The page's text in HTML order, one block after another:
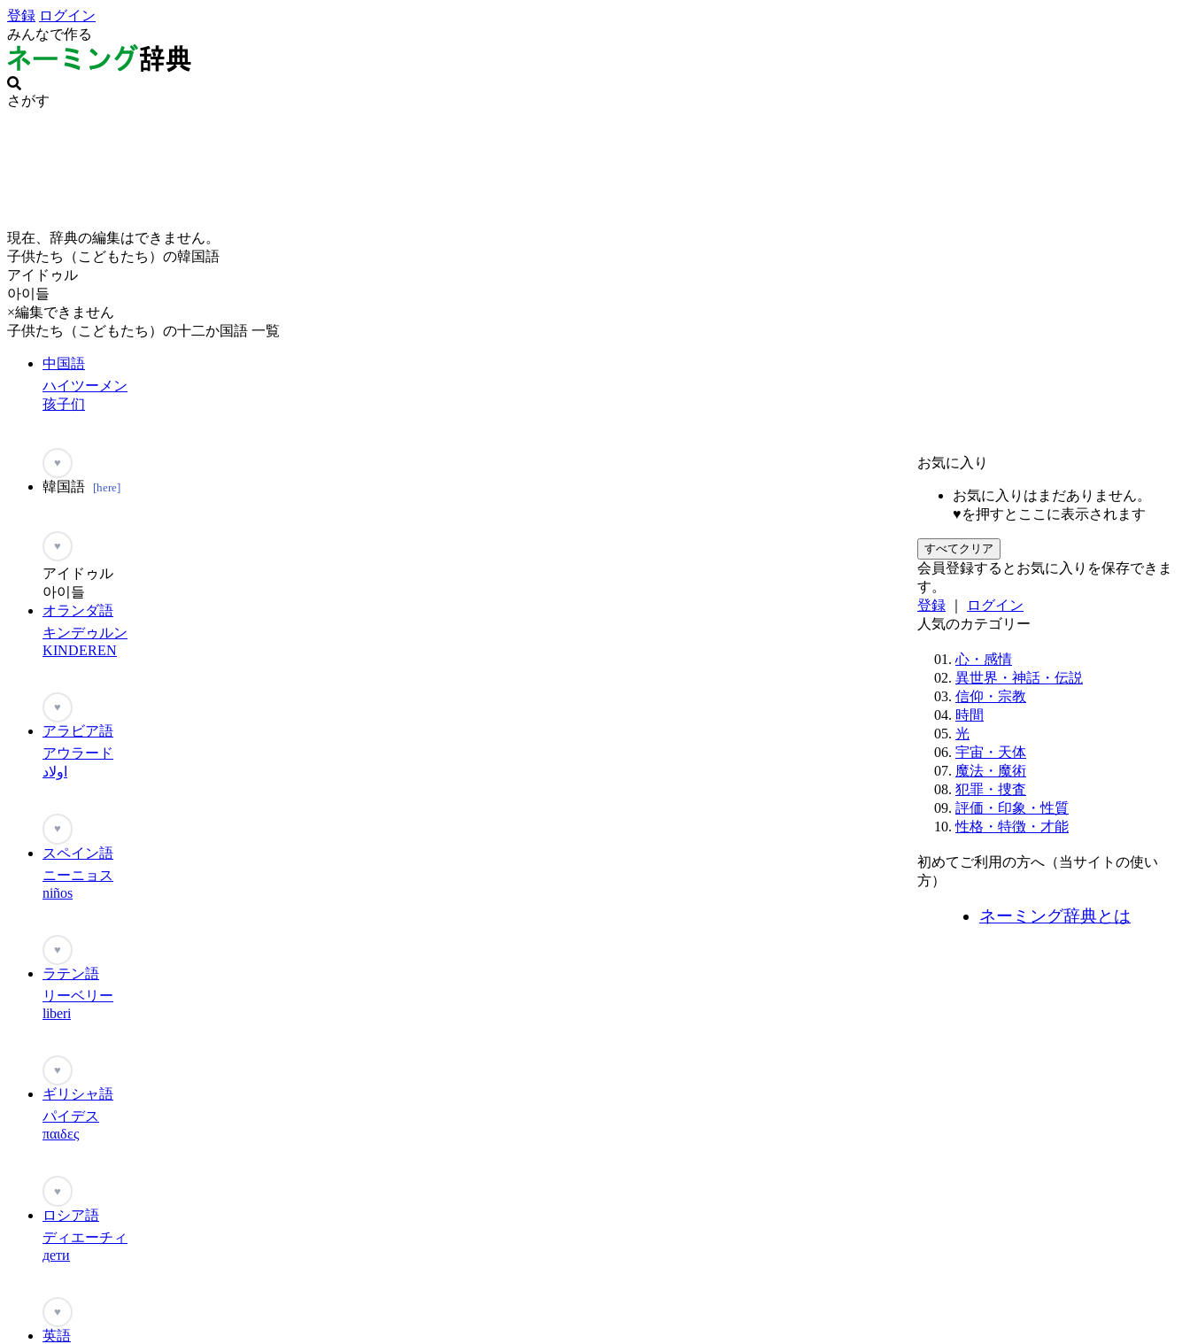
登録 ログイン
みんなで作る
さがす
現在、辞典の編集はできません。
子供たち（こどもたち）の韓国語
アイドゥル
아이들
×編集できません
子供たち（こどもたち）の十二か国語 一覧
中国語
ハイツーメン
孩子们
♥
韓国語 [here]
♥
アイドゥル
아이들
オランダ語
キンデゥルン
KINDEREN
♥
アラビア語
アウラード
اولاد
♥
スペイン語
ニーニョス
niños
♥
ラテン語
リーベリー
liberi
♥
ギリシャ語
パイデス
παιδες
♥
ロシア語
ディエーチィ
дети
♥
英語
お気に入り
お気に入りはまだありません。
♥を押すとここに表示されます
すべてクリア
会員登録するとお気に入りを保存できま
す。
登録
ログイン
人気のカテゴリー
心・感情
異世界・神話・伝説
信仰・宗教
時間
光
宇宙・天体
魔法・魔術
犯罪・捜査
評価・印象・性質
性格・特徴・才能
初めてご利用の方へ（当サイトの使い
方）
ネーミング辞典とは